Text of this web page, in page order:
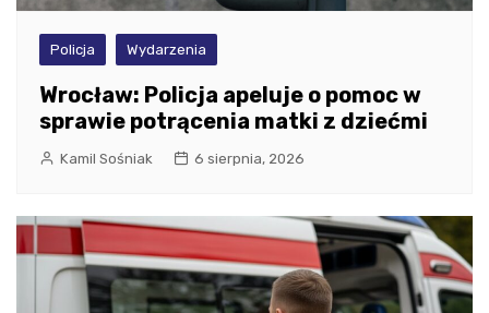
Policja Wydarzenia
Wrocław: Policja apeluje o pomoc w
sprawie potrącenia matki z dziećmi
Kamil Sośniak 6 sierpnia, 2026